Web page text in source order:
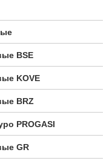
BSE
KOVE
BRZ
PROGASI
GR